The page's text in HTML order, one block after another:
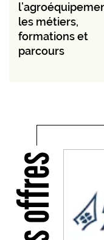
les métiers,
formations et
parcours
Nos offres